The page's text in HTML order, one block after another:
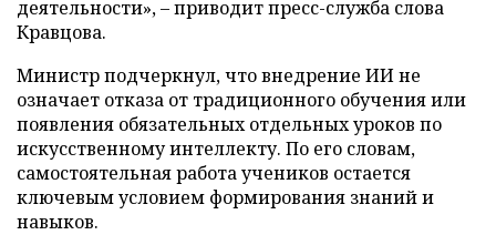
деятельности», – приводит пресс-служба слова
Кравцова.
Министр подчеркнул, что внедрение ИИ не
означает отказа от традиционного обучения или
появления обязательных отдельных уроков по
искусственному интеллекту. По его словам,
самостоятельная работа учеников остается
ключевым условием формирования знаний и
навыков.